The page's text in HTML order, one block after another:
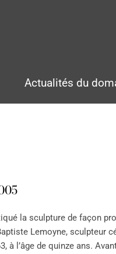
Actualités du
la sculpture de façon
Lemoyne, sculpteur
à l’âge de quinze ans.